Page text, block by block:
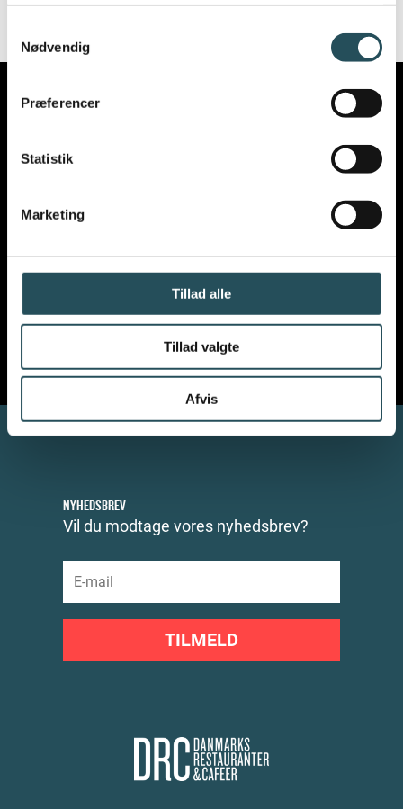
Nødvendig
Præferencer
Statistik
Marketing
Tillad alle
Tillad valgte
Afvis
NYHEDSBREV
Vil du modtage vores nyhedsbrev?
TILMELD